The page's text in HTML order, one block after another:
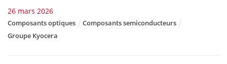
26 mars 2026
Composants optiques
Composants semiconducteurs
Groupe Kyocera